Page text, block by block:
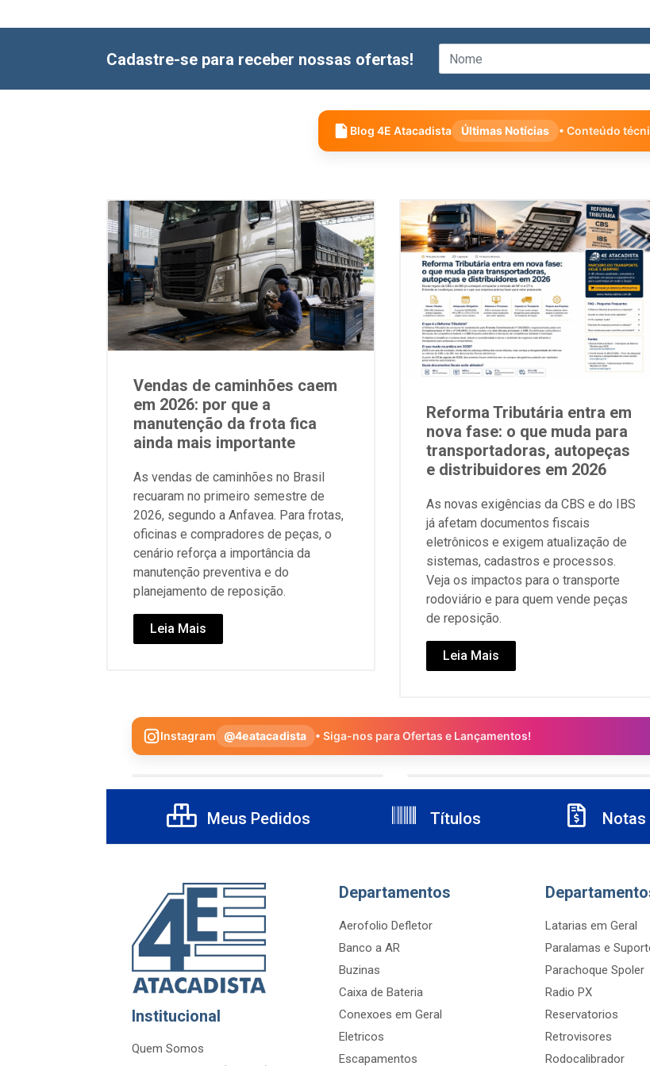
Cadastre-se para receber nossas ofertas!
Blog 4E Atacadista Últimas Notícias • Conteúdo
Vendas de caminhões caem
em 2026: por que a
manutenção da frota fica
ainda mais importante
As vendas de caminhões no Brasil
recuaram no primeiro semestre de
2026, segundo a Anfavea. Para frotas,
oficinas e compradores de peças, o
cenário reforça a importância da
manutenção preventiva e do
planejamento de reposição.
Leia Mais
Reforma Tributária entra em
nova fase: o que muda para
transportadoras, autopeças
e distribuidores em 2026
As novas exigências da CBS e do IBS
já afetam documentos fiscais
eletrônicos e exigem atualização de
sistemas, cadastros e processos.
Veja os impactos para o transporte
rodoviário e para quem vende peças
de reposição.
Leia Mais
Instagram @4eatacadista • Siga-nos para Ofertas e Lançamentos!
Meus Pedidos Títulos Notas
Institucional
Quem Somos
Departamentos
Aerofolio Defletor
Banco a AR
Buzinas
Caixa de Bateria
Conexoes em Geral
Eletricos
Escapamentos
Latarias em Geral
Paralamas e
Parachoque Spoler
Radio PX
Reservatorios
Retrovisores
Rodocalibrador